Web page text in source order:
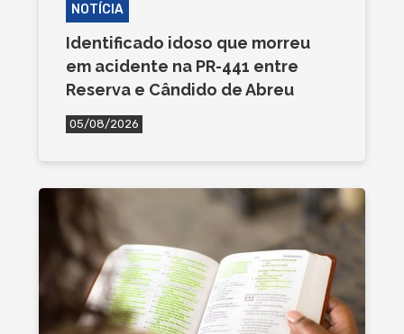
NOTÍCIA
Identificado idoso que morreu
em acidente na PR-441 entre
Reserva e Cândido de Abreu
05/08/2026